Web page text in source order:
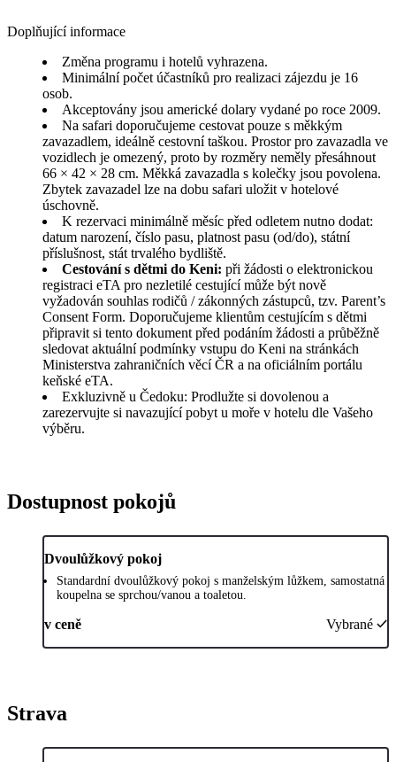
Doplňující informace
Změna programu i hotelů vyhrazena.
Minimální počet účastníků pro realizaci zájezdu je 16
osob.
Akceptovány jsou americké dolary vydané po roce 2009.
Na safari doporučujeme cestovat pouze s měkkým
zavazadlem, ideálně cestovní taškou. Prostor pro zavazadla ve
vozidlech je omezený, proto by rozměry neměly přesáhnout
66 × 42 × 28 cm. Měkká zavazadla s kolečky jsou povolena.
Zbytek zavazadel lze na dobu safari uložit v hotelové
úschovně.
K rezervaci minimálně měsíc před odletem nutno dodat:
datum narození, číslo pasu, platnost pasu (od/do), státní
příslušnost, stát trvalého bydliště.
Cestování s dětmi do Keni: při žádosti o elektronickou
registraci eTA pro nezletilé cestující může být nově
vyžadován souhlas rodičů / zákonných zástupců, tzv. Parent’s
Consent Form. Doporučujeme klientům cestujícím s dětmi
připravit si tento dokument před podáním žádosti a průběžně
sledovat aktuální podmínky vstupu do Keni na stránkách
Ministerstva zahraničních věcí ČR a na oficiálním portálu
keňské eTA.
Exkluzivně u Čedoku: Prodlužte si dovolenou a
zarezervujte si navazující pobyt u moře v hotelu dle Vašeho
výběru.
Dostupnost pokojů
Dvoulůžkový pokoj
Standardní dvoulůžkový pokoj s manželským lůžkem, samostatná
koupelna se sprchou/vanou a toaletou.
v ceně Vybrané
Strava